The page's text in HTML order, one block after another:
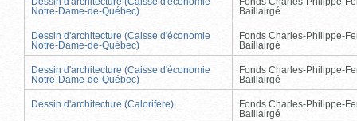
Notre-Dame-de-Québec)
Baillairgé
Dessin d'architecture (Caisse d'économie
Notre-Dame-de-Québec)
Fonds Charles-Philippe-
Baillairgé
Dessin d'architecture (Caisse d'économie
Notre-Dame-de-Québec)
Fonds Charles-Philippe-
Baillairgé
Dessin d'architecture (Calorifère)
Fonds Charles-Philippe-
Baillairgé